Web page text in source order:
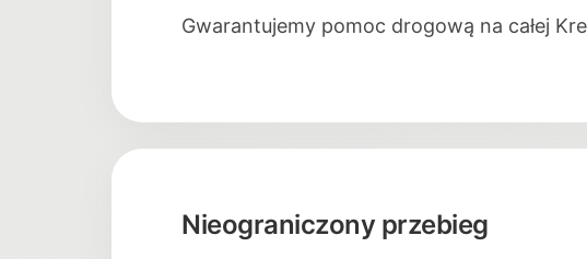
Gwarantujemy pomoc drogową na całej
Nieograniczony przebieg